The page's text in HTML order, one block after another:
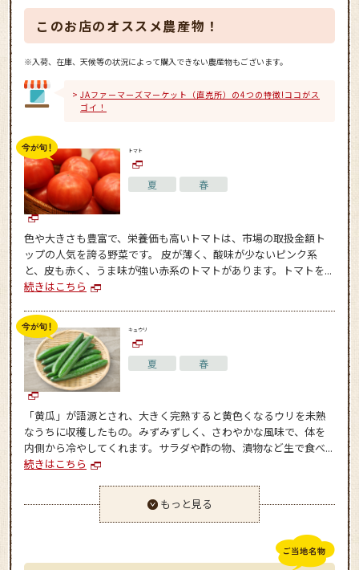
このお店のオススメ農産物！
※入荷、在庫、天候等の状況によって購入できない農産物もございます。
JAファーマーズマーケット（直売所）の4つの特徴!ココがス
ゴイ！
トマト
夏 春
色や大きさも豊富で、栄養価も高いトマトは、市場の取扱金額ト
ップの人気を誇る野菜です。 皮が薄く、酸味が少ないピンク系
と、皮も赤く、うま味が強い赤系のトマトがあります。トマトを...
続きはこちら
キュウリ
夏 春
「黄瓜」が語源とされ、大きく完熟すると黄色くなるウリを未熟
なうちに収穫したもの。みずみずしく、さわやかな風味で、体を
内側から冷やしてくれます。サラダや酢の物、漬物など生で食べ...
続きはこちら
もっと見る